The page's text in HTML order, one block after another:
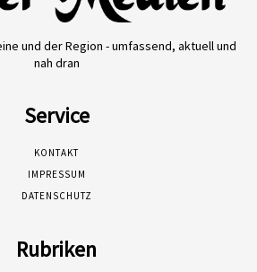
und der Region - umfassend, aktuell und
nah dran
Service
KONTAKT
IMPRESSUM
DATENSCHUTZ
Rubriken